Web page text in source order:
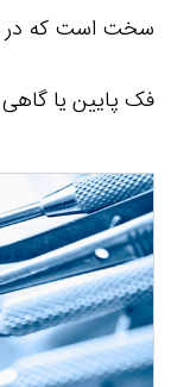
سخت است که در
فک پایین یا